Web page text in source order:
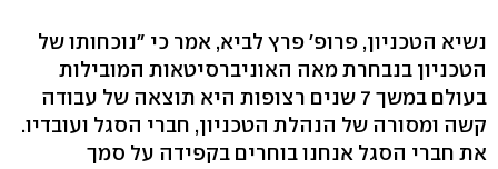
נשיא הטכניון, פרופ' פרץ לביא, אמר כי "נוכחותו של
הטכניון בנבחרת מאה האוניברסיטאות המובילות
בעולם במשך 7 שנים רצופות היא תוצאה של עבודה
קשה ומסורה של הנהלת הטכניון, חברי הסגל ועובדיו.
את חברי הסגל אנחנו בוחרים בקפידה על סמך